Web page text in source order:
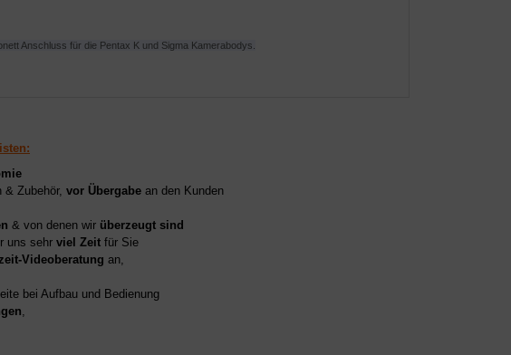
Anschluss für die Pentax K und Sigma Kamerabodys.
Zubehör, vor Übergabe an den Kunden
& von denen wir überzeugt sind
uns sehr viel Zeit für Sie
Videoberatung an,
bei Aufbau und Bedienung